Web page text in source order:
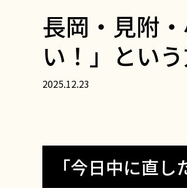
長岡・見附
い！」とい
2025.12.23
「今日中に直